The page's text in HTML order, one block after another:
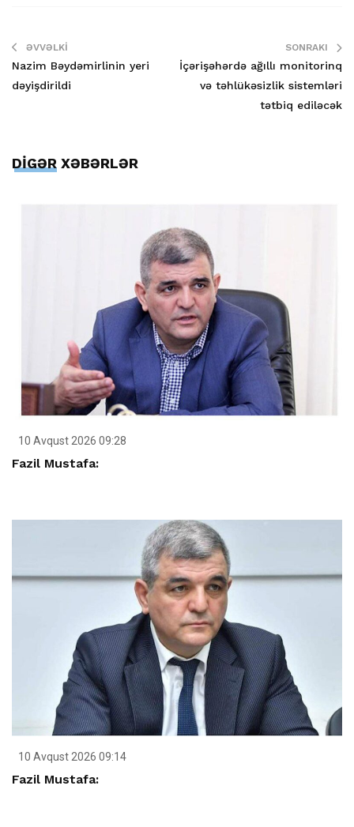
ƏVVƏLKI
Nazim Bəydəmirlinin yeri
dəyişdirildi
SONRAKI
İçərişəhərdə ağıllı monitorinq
və təhlükəsizlik sistemləri
tətbiq ediləcək
DİGƏR XƏBƏRLƏR
10 Avqust 2026 09:28
Fazil Mustafa:
10 Avqust 2026 09:14
Fazil Mustafa: